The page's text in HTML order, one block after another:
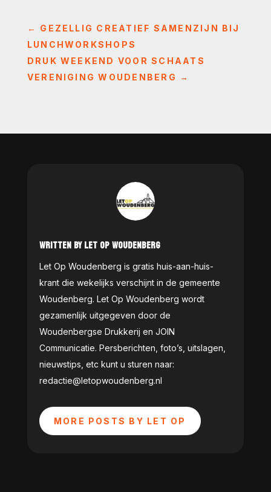
← GEZELLIG CREATIEF SAMENZIJN BIJ
LUNCHWORKSHOPS
DRUK WEEKEND VOOR SCHAATS
VERENIGING WOUDENBERG →
WRITTEN BY LET OP WOUDENBERG
Let Op Woudenberg is gratis huis-aan-huis-
krant die wekelijks verschijnt in de gemeente
Woudenberg. Let Op Woudenberg wordt
gezamenlijk uitgegeven door de
Woudenbergse Drukkerij en JOIN
Communicatie. Persberichten, foto’s, uitslagen,
nieuwstips, etc kunt u sturen naar:
redactie@letopwoudenberg.nl
MORE POSTS BY LET OP